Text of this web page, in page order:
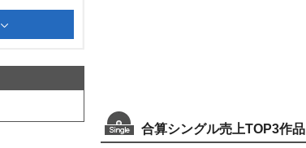
合算シングル売上TOP3作品